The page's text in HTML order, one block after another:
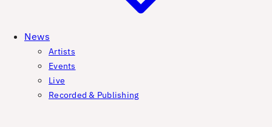
News
Artists
Events
Live
Recorded & Publishing